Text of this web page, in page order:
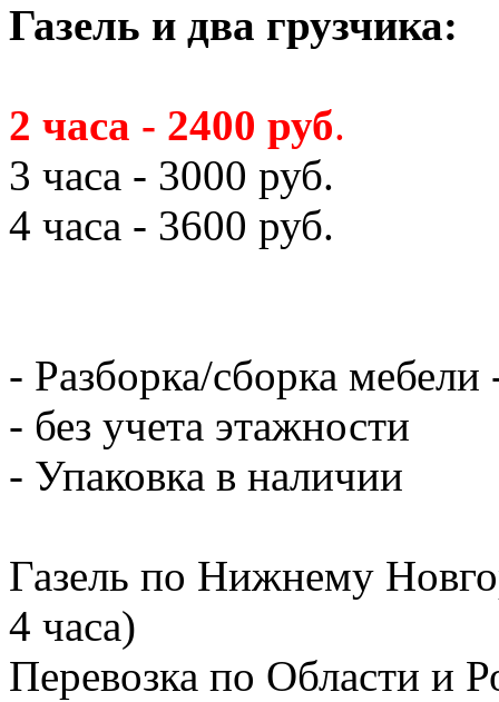
Газель и два грузчика:
2 часа - 2400 руб.
3 часа - 3000 руб.
4 часа - 3600 руб.
- Разборка/сборка мебели
- без учета этажности
- Упаковка в наличии
Газель по Нижнему
4 часа)
Перевозка по Области и